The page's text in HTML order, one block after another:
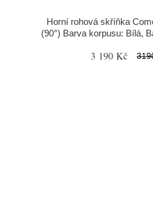
Horní rohová skříňka
(90°) Barva korpusu: Bílá,
3 190 Kč